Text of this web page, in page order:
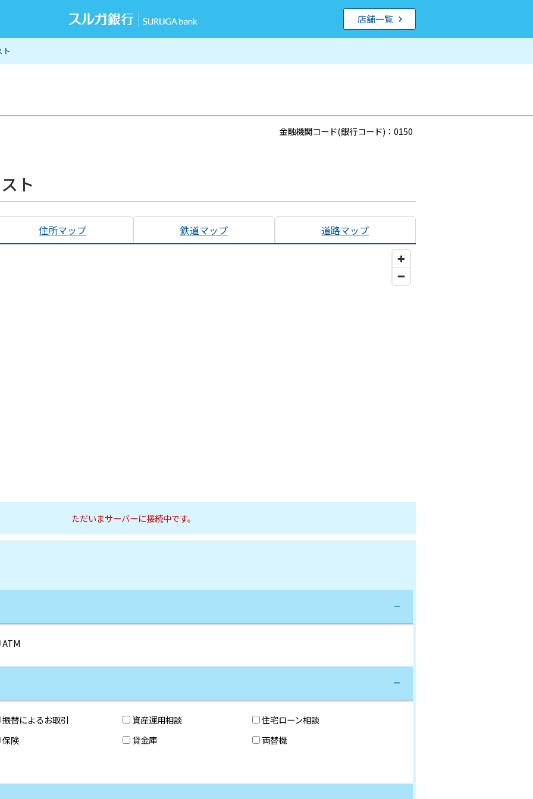
ト
店舗一覧
金融機関コード(銀行コード)：0150
ト
住所マップ 鉄道マップ 道路マップ
ただいまサーバーに接続中です。
ATM
振替によるお取引 資産運用相談
住宅ローン相談
保険 貸金庫
両替機